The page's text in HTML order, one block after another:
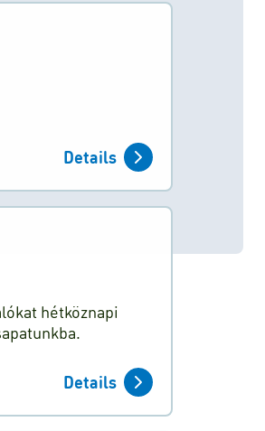
Details
hétköznapi
Details